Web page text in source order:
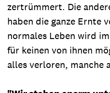
zertrümmert. Die
haben die ganze Ernte
normales Leben wird
für keinen von ihnen
alles verloren, manche